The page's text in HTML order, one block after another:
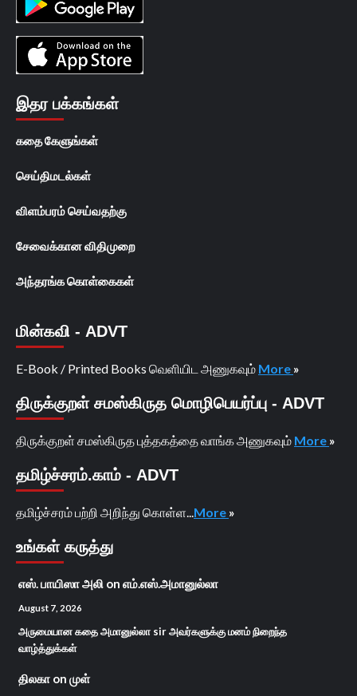
இதர பக்கங்கள்
கதை கேளுங்கள்
செய்திமடல்கள்
விளம்பரம் செய்வதற்கு
சேவைக்கான விதிமுறை
அந்தரங்க கொள்கைகள்
மின்கவி - ADVT
E-Book / Printed Books வெளியிட அணுகவும் More »
திருக்குறள் சமஸ்கிருத மொழிபெயர்ப்பு - ADVT
திருக்குறள் சமஸ்கிருத புத்தகத்தை வாங்க அணுகவும் More »
தமிழ்ச்சரம்.காம் - ADVT
தமிழ்ச்சரம் பற்றி அறிந்து கொள்ள...More »
உங்கள் கருத்து
எஸ். பாயிஸா அலி on எம்.எஸ்.அமானுல்லா
August 7, 2026
அருமையான கதை அமானுல்லா sir அவர்களுக்கு மனம் நிறைந்த
வாழ்த்துக்கள்
திலகா on முள்